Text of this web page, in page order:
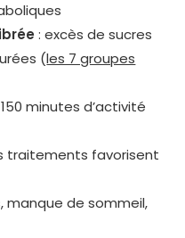
: excès de sucres
(les 7 groupes
minutes d’activité
traitements favorisent
manque de sommeil,